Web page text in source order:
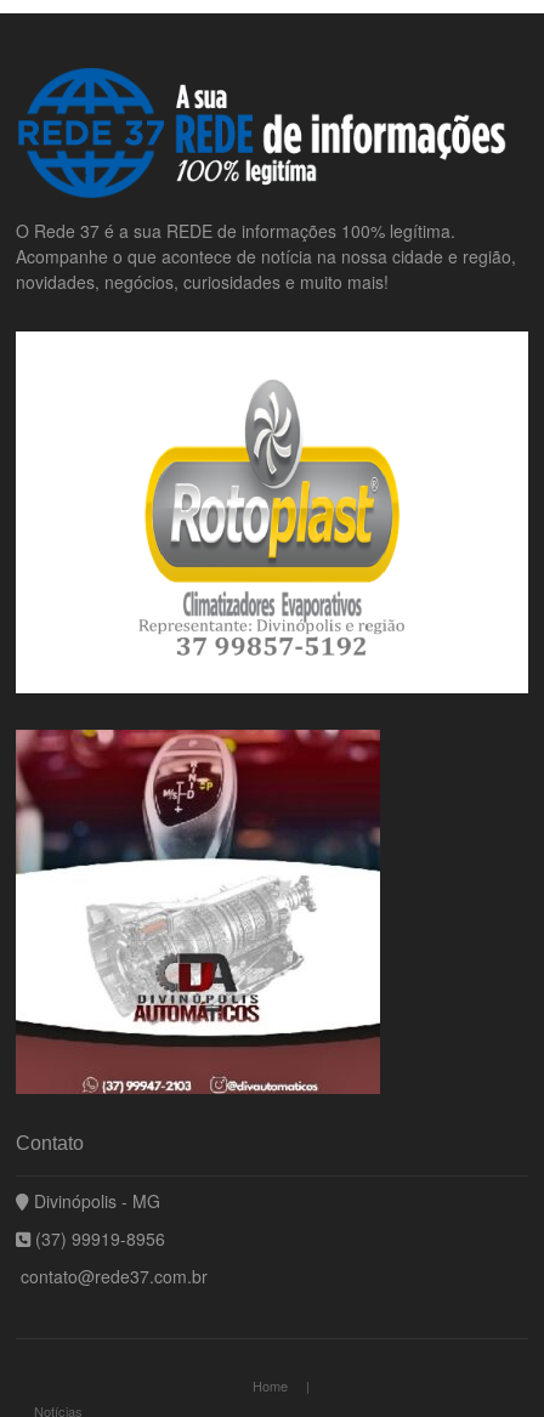
O Rede 37 é a sua REDE de informações 100% legítima.
Acompanhe o que acontece de notícia na nossa cidade e região,
novidades, negócios, curiosidades e muito mais!
Contato
Divinópolis - MG
(37) 99919-8956
contato@rede37.com.br
Home
Notícias